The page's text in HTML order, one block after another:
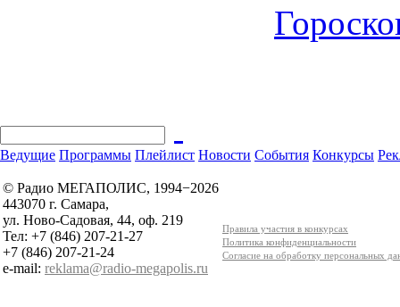
Ведущие Программы Плейлист Новости События Конкурсы
© Радио МЕГАПОЛИС, 1994−2026
443070 г. Самара,
ул. Ново-Садовая, 44, оф. 219
Тел: +7 (846) 207-21-27
+7 (846) 207-21-24
e-mail: reklama@radio-megapolis.ru
Правила участия в конкурсах
Политика конфиденциальности
Согласие на обработку персональных